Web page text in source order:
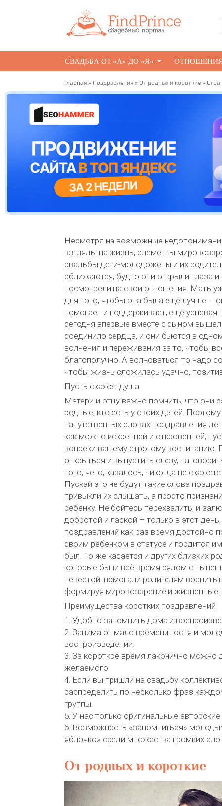
СВАДЬБА ОТ «А» ДО «Я»
Главная » Поздравления » От родных и короткие »
Несмотря на возможные
взгляды на жизнь, элементы
свадьбы дети-молодожены и их
сближаются, будто они открыли глаза
посмотрели на свои отношения. Мать
для того, чтобы она была ещё лучше –
помогает и поддерживает, ещё успевая
сегодня впервые вместе с сыном вышел
соединило сердца, и они бьются в
волнения и переживания за то, чтобы
благополучно. А волноваться-то надо
чтобы жизнь сложилась удачно,
Пусть скажет душа
Матери и отцу важно помнить, что они
родные, кто есть у своих детей.
напутственных словах поздравления
как можно искренней и откровенней,
вопреки вашему строгому воспитанию.
открыться и выпустить слезу,
того, чего, казалось, никогда не
Пускай это не будут такие слова
привыкли их слышать, а просто
ребёнку. Не бойтесь перехвалить, и
добротой и лаской – только в этот
поздравлений как раз время достойно
своим ребёнком в статусе и гордится
был. То же касается и других близких
которые были всё время рядом с
невестой: помогали родителям
формируя мировоззрение и жизненные
Преимущества коротких поздравлений
1. Удобно запомнить дома и
2. Занимают мало времени гостя и
воспроизведении.
3. За короткое время лаконично можно
желаемого.
4. Если вы пришли на свадьбу
распределить по несколько фраз
группы.
5. У нас только оригинальные авторские
6. Возможность «запомниться»
яблочко» среди множества громких
От родных и короткие